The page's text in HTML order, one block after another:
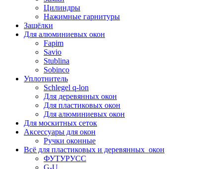
Цилиндры
Нажимные гарнитуры
Защёлки
Для алюминиевых окон
Fapim
Savio
Stublina
Sobinco
Уплотнитель
Schlegel q-lon
Для деревянных окон
Для пластиковых окон
Для алюминиевых окон
Для москитных сеток
Аксессуары для окон
Ручки оконные
Всё для пластиковых и деревянных окон
ФУТУРУСС
G-U